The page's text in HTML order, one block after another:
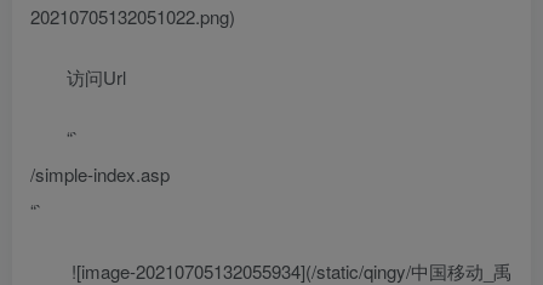
20210705132051022.png)
访问Url
“`
/simple-index.asp
“`
​ ![image-20210705132055934](/static/qingy/中国移动_禹